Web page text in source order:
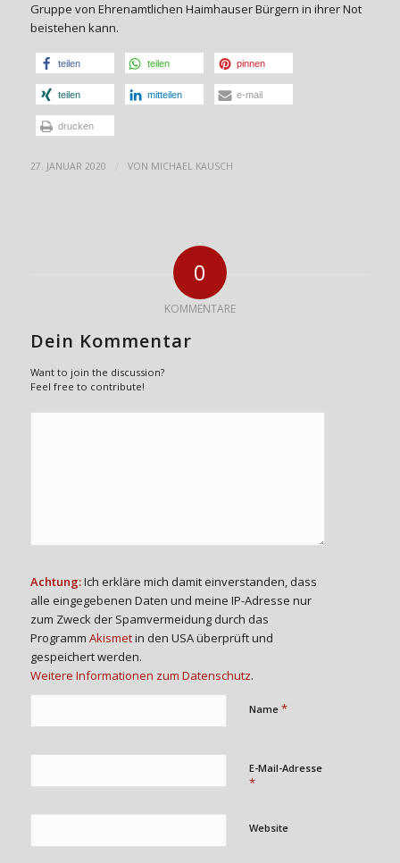
Gruppe von Ehrenamtlichen Haimhauser Bürgern in ihrer Not
beistehen kann.
teilen teilen pinnen
teilen mitteilen e-mail
drucken
27. JANUAR 2020 VON MICHAEL KAUSCH
0
KOMMENTARE
Dein Kommentar
Want to join the discussion?
Feel free to contribute!
Achtung:Ich erkläre mich damit einverstanden, dass
alle eingegebenen Daten und meine IP-Adresse nur
zum Zweck der Spamvermeidung durch das
Programm Akismetin den USA überprüft und
gespeichert werden.
Weitere Informationen zum Datenschutz.
Name *
E-Mail-Adresse
*
Website